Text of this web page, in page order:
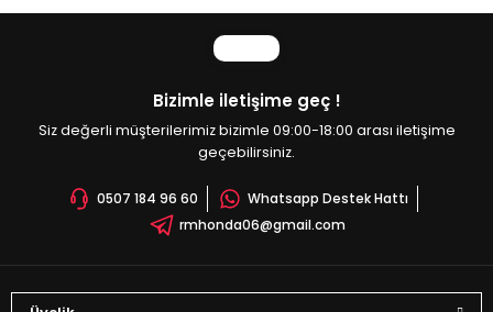
Bizimle iletişime geç !
Siz değerli müşterilerimiz bizimle 09:00-18:00 arası iletişime
geçebilirsiniz.
0507 184 96 60
Whatsapp Destek Hattı
rmhonda06@gmail.com